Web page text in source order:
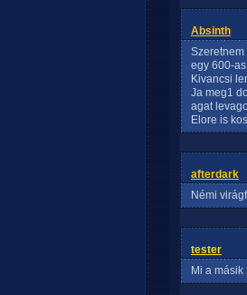
Absinth
egy 600-
Kivancsi
Ja meg1
agat
Elore is
afterdark
Némi
tester
Mi a másik